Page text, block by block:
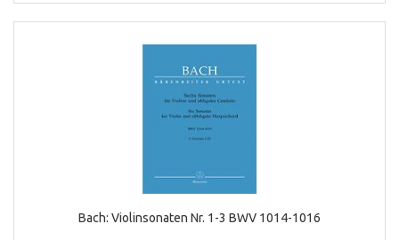
Bach: Violinsonaten Nr. 1-3 BWV 1014-1016